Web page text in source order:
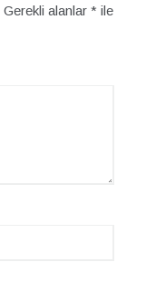
Gerekli alanlar * ile